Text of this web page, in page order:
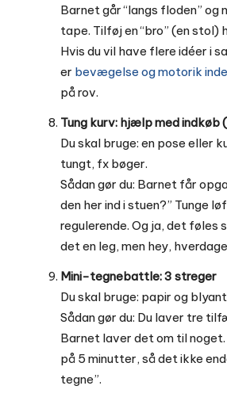
Barnet går “langs floden”
tape. Tilføj en “bro” (en stol)
Hvis du vil have flere idéer i
er bevægelse og motorik inde
på rov.
Tung kurv: hjælp med indkøb
Du skal bruge: en pose eller
tungt, fx bøger.
Sådan gør du: Barnet får
den her ind i stuen?” Tunge
regulerende. Og ja, det føles
det en leg, men hey,
Mini-tegnebattle: 3 streger
Du skal bruge: papir og
Sådan gør du: Du laver tre
Barnet laver det om til
på 5 minutter, så det ikke
tegne”.